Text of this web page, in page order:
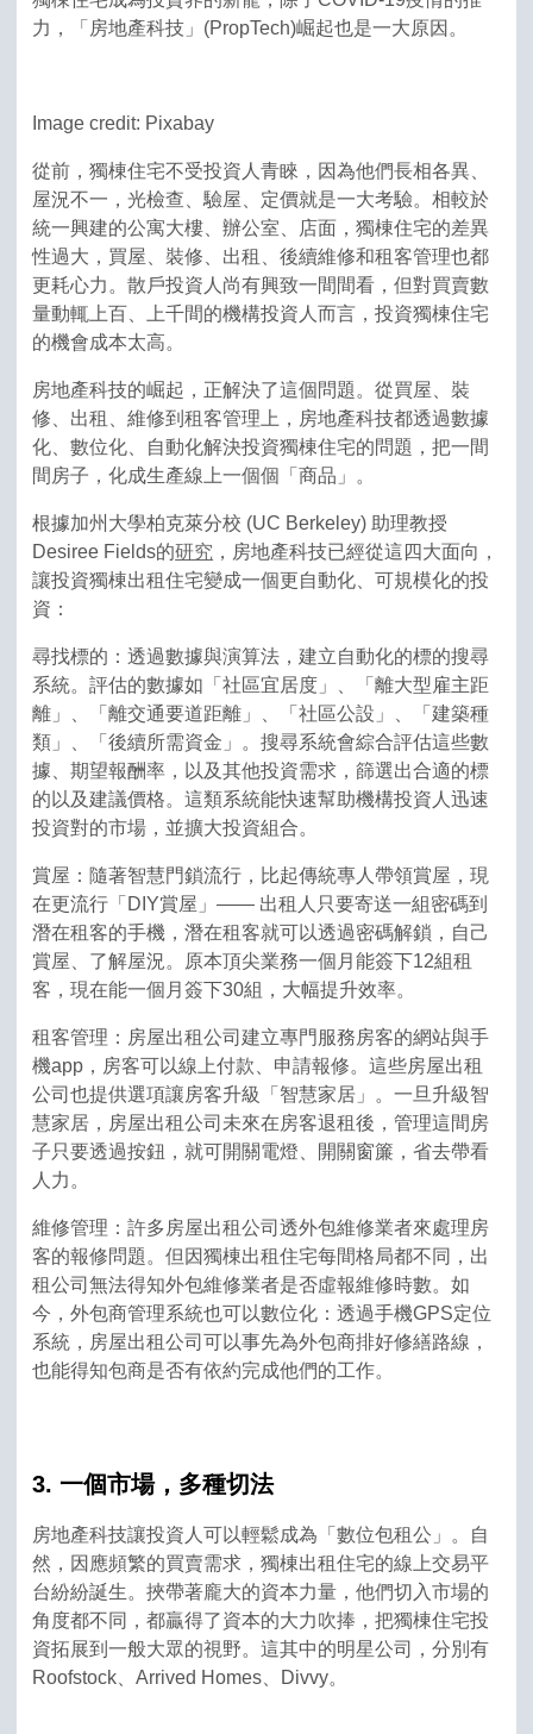
力，「房地產科技」(PropTech)崛起也是一大原因。
Image credit: Pixabay
從前，獨棟住宅不受投資人青睞，因為他們長相各異、
屋況不一，光檢查、驗屋、定價就是一大考驗。相較於
統一興建的公寓大樓、辦公室、店面，獨棟住宅的差異
性過大，買屋、裝修、出租、後續維修和租客管理也都
更耗心力。散戶投資人尚有興致一間間看，但對買賣數
量動輒上百、上千間的機構投資人而言，投資獨棟住宅
的機會成本太高。
房地產科技的崛起，正解決了這個問題。從買屋、裝
修、出租、維修到租客管理上，房地產科技都透過數據
化、數位化、自動化解決投資獨棟住宅的問題，把一間
間房子，化成生產線上一個個「商品」。
根據加州大學柏克萊分校 (UC Berkeley) 助理教授
Desiree Fields的研究 ，房地產科技已經從這四大面向，
讓投資獨棟出租住宅變成一個更自動化、可規模化的投
資：
尋找標的：透過數據與演算法，建立自動化的標的搜尋
系統。評估的數據如「社區宜居度」、「離大型雇主距
離」、「離交通要道距離」、「社區公設」、「建築種
類」、「後續所需資金」。搜尋系統會綜合評估這些數
據、期望報酬率，以及其他投資需求，篩選出合適的標
的以及建議價格。這類系統能快速幫助機構投資人迅速
投資對的市場，並擴大投資組合。
賞屋：隨著智慧門鎖流行，比起傳統專人帶領賞屋，現
在更流行「DIY賞屋」—— 出租人只要寄送一組密碼到
潛在租客的手機，潛在租客就可以透過密碼解鎖，自己
賞屋、了解屋況。原本頂尖業務一個月能簽下12組租
客，現在能一個月簽下30組，大幅提升效率。
租客管理：房屋出租公司建立專門服務房客的網站與手
機app，房客可以線上付款、申請報修。這些房屋出租
公司也提供選項讓房客升級「智慧家居」。一旦升級智
慧家居，房屋出租公司未來在房客退租後，管理這間房
子只要透過按鈕，就可開關電燈、開關窗簾，省去帶看
人力。
維修管理：許多房屋出租公司透外包維修業者來處理房
客的報修問題。但因獨棟出租住宅每間格局都不同，出
租公司無法得知外包維修業者是否虛報維修時數。如
今，外包商管理系統也可以數位化：透過手機GPS定位
系統，房屋出租公司可以事先為外包商排好修繕路線，
也能得知包商是否有依約完成他們的工作。
3. 一個市場，多種切法
房地產科技讓投資人可以輕鬆成為「數位包租公」。自
然，因應頻繁的買賣需求，獨棟出租住宅的線上交易平
台紛紛誕生。挾帶著龐大的資本力量，他們切入市場的
角度都不同，都贏得了資本的大力吹捧，把獨棟住宅投
資拓展到一般大眾的視野。這其中的明星公司，分別有
Roofstock、Arrived Homes、Divvy。